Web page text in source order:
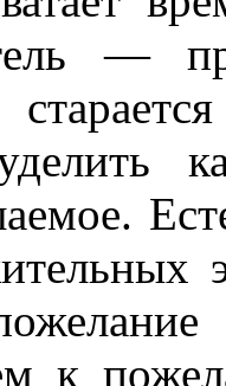
—
уделить
к